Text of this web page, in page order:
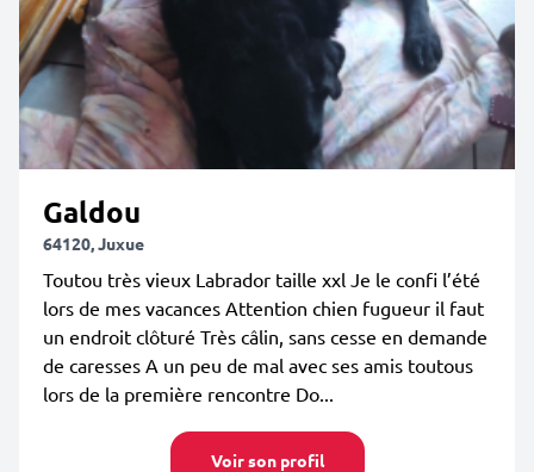
Galdou
64120, Juxue
Toutou très vieux Labrador taille xxl Je le confi l’été
lors de mes vacances Attention chien fugueur il faut
un endroit clôturé Très câlin, sans cesse en demande
de caresses A un peu de mal avec ses amis toutous
lors de la première rencontre Do...
Voir son profil